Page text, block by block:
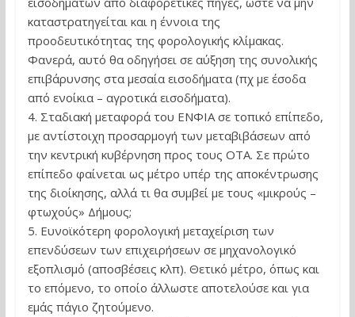
καταστρατηγείται και η έννοια της
προοδευτικότητας της φορολογικής κλίμακας.
Φανερά, αυτό θα οδηγήσει σε αύξηση της συνολικής
επιβάρυνσης στα μεσαία εισοδήματα (πχ με έσοδα
από ενοίκια – αγροτικά εισοδήματα).
4. Σταδιακή μεταφορά του ΕΝΦΙΑ σε τοπικό επίπεδο,
με αντίστοιχη προσαρμογή των μεταβιβάσεων από
την κεντρική κυβέρνηση προς τους ΟΤΑ. Σε πρώτο
επίπεδο φαίνεται ως μέτρο υπέρ της αποκέντρωσης
της διοίκησης, αλλά τι θα συμβεί με τους «μικρούς –
φτωχούς» Δήμους;
5. Ευνοϊκότερη φορολογική μεταχείριση των
επενδύσεων των επιχειρήσεων σε μηχανολογικό
εξοπλισμό (αποσβέσεις κλπ). Θετικό μέτρο, όπως και
το επόμενο, το οποίο άλλωστε αποτελούσε και για
εμάς πάγιο ζητούμενο.